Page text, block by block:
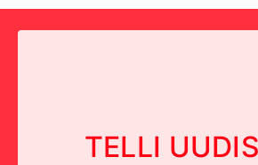
TELLI